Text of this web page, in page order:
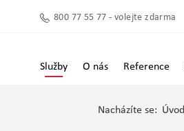
800 77 55 77 - volejte zdarma
Služby O nás Reference
Nacházíte se: Úvod